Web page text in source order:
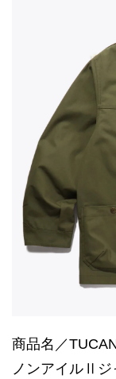
商品名／
ノンアイルⅡジ